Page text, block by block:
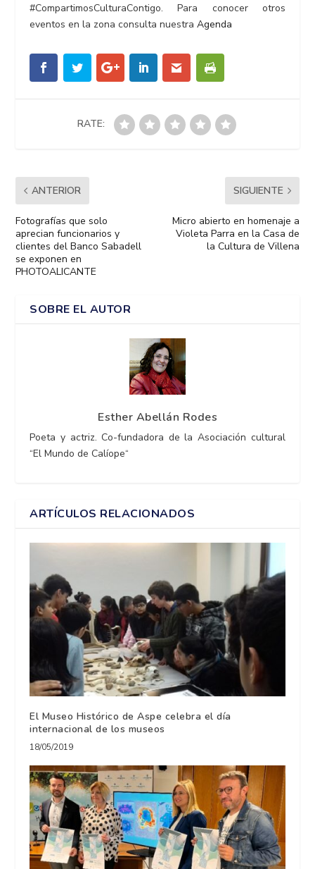
#CompartimosCulturaContigo. Para conocer otros
eventos en la zona consulta nuestra Agenda
RATE:
ANTERIOR
Fotografías que solo
aprecian funcionarios y
clientes del Banco Sabadell
se exponen en
PHOTOALICANTE
SIGUIENTE
Micro abierto en homenaje a
Violeta Parra en la Casa de
la Cultura de Villena
SOBRE EL AUTOR
Esther Abellán Rodes
Poeta y actriz. Co-fundadora de la Asociación cultural
“El Mundo de Calíope“
ARTÍCULOS RELACIONADOS
El Museo Histórico de Aspe celebra el día
internacional de los museos
18/05/2019